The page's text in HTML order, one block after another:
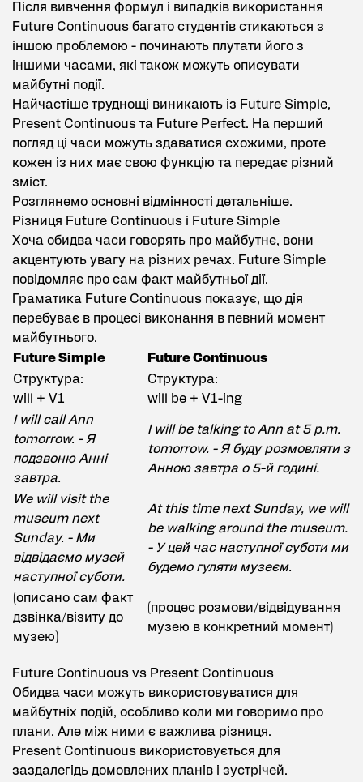
Після вивчення формул і випадків використання
Future Continuous багато студентів стикаються з
іншою проблемою - починають плутати його з
іншими часами, які також можуть описувати
майбутні події.
Найчастіше труднощі виникають із Future Simple,
Present Continuous та Future Perfect. На перший
погляд ці часи можуть здаватися схожими, проте
кожен із них має свою функцію та передає різний
зміст.
Розглянемо основні відмінності детальніше.
Різниця Future Continuous і Future Simple
Хоча обидва часи говорять про майбутнє, вони
акцентують увагу на різних речах. Future Simple
повідомляє про сам факт майбутньої дії.
Граматика Future Continuous показує, що дія
перебуває в процесі виконання в певний момент
майбутнього.
Future Simple
Future Continuous
Структура:
will + V1
Структура:
will be + V1-ing
I will call Ann
tomorrow. - Я
подзвоню Анні
завтра.
I will be talking to Ann at 5 p.m.
tomorrow. - Я буду розмовляти з
Анною завтра о 5-й годині.
We will visit the
museum next
Sunday. - Ми
відвідаємо музей
наступної суботи.
At this time next Sunday, we will
be walking around the museum.
- У цей час наступної суботи ми
будемо гуляти музеєм.
(описано сам факт
дзвінка/візиту до
музею)
(процес розмови/відвідування
музею в конкретний момент)
Future Continuous vs Present Continuous
Обидва часи можуть використовуватися для
майбутніх подій, особливо коли ми говоримо про
плани. Але між ними є важлива різниця.
Present Continuous використовується для
заздалегідь домовлених планів і зустрічей.